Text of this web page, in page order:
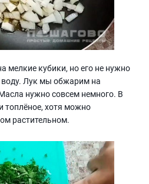
мелкие кубики, но его не нужно
Лук мы обжарим на
нужно совсем немного. В
топлёное, хотя можно
растительном.